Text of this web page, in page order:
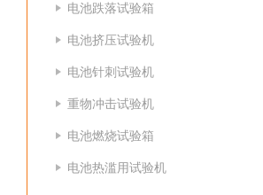
电池跌落试验箱
电池挤压试验机
电池针刺试验机
重物冲击试验机
电池燃烧试验箱
电池热滥用试验机